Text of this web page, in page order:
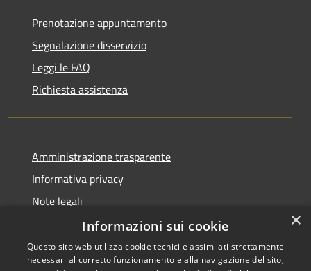
Prenotazione appuntamento
Segnalazione disservizio
Leggi le FAQ
Richiesta assistenza
Amministrazione trasparente
Informativa privacy
Note legali
Dichiarazione di accessibilità
×
Informazioni sui cookie
Questo sito web utilizza cookie tecnici e assimilati strettamente
necessari al corretto funzionamento e alla navigazione del sito,